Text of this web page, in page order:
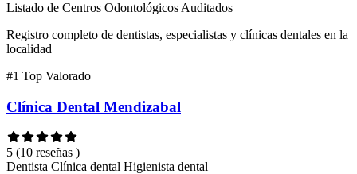
Listado de Centros Odontológicos Auditados
Registro completo de dentistas, especialistas y clínicas dentales en la
localidad
#1 Top Valorado
Clínica Dental Mendizabal
5 (10 reseñas )
Dentista Clínica dental Higienista dental